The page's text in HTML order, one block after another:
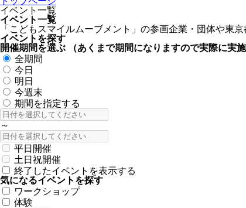
イベント一覧
イベント一覧
「こどもスマイルムーブメント」の参画企業・団体や東
イベントを探す
開催期間を選ぶ
（あくまで期間になりますので実際に実
全期間
今日
明日
今週末
期間を指定する
～
平日開催
土日祝開催
終了したイベントを表示する
気になるイベントを探す
ワークショップ
体験